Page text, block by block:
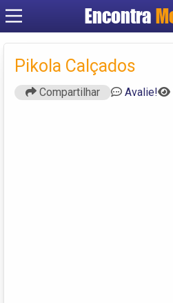
Encontra
Pikola Calçados
Compartilhar Avalie!